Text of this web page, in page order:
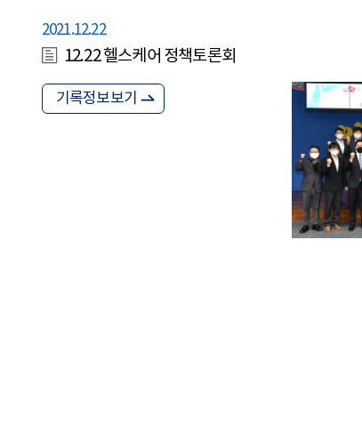
2021.12.22
12.22 헬스케어 정책토론회
기록정보보기